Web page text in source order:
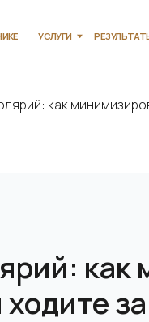
ЦЕНЫ
РЕЗУЛЬТАТЫ
как
как